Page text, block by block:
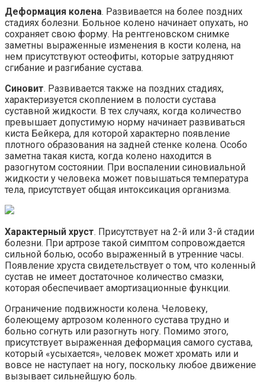
Деформация колена. Развивается на более поздних
стадиях болезни. Больное колено начинает опухать, но
сохраняет свою форму. На рентгеновском снимке
заметны выраженные изменения в кости колена, на
нем присутствуют остеофиты, которые затрудняют
сгибание и разгибание сустава.
Синовит. Развивается также на поздних стадиях,
характеризуется скоплением в полости сустава
суставной жидкости. В тех случаях, когда количество
превышает допустимую норму начинает развиваться
киста Бейкера, для которой характерно появление
плотного образования на задней стенке колена. Особо
заметна такая киста, когда колено находится в
разогнутом состоянии. При воспалении синовиальной
жидкости у человека может повышаться температура
тела, присутствует общая интоксикация организма.
Характерный хруст. Присутствует на 2-й или 3-й стадии
болезни. При артрозе такой симптом сопровождается
сильной болью, особо выраженный в утренние часы.
Появление хруста свидетельствует о том, что коленный
сустав не имеет достаточное количество смазки,
которая обеспечивает амортизационные функции.
Ограничение подвижности колена. Человеку,
болеющему артрозом коленного сустава трудно и
больно согнуть или разогнуть ногу. Помимо этого,
присутствует выраженная деформация самого сустава,
который «усыхается», человек может хромать или и
вовсе не наступает на ногу, поскольку любое движение
вызывает сильнейшую боль.